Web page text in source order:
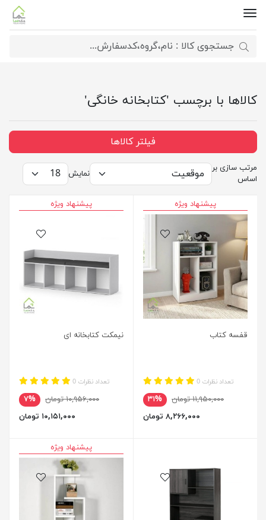
کالاها با برچسب 'کتابخانه خانگی'
فیلتر کالاها
مرتب سازی بر
اساس
نمایش
پیشنهاد ویژه
قفسه کتاب
تعداد نظرات 0
۱۱,۹۵۰,۰۰۰ تومان
۳۱%
۸,۲۶۶,۰۰۰ تومان
پیشنهاد ویژه
نیمکت کتابخانه ای
تعداد نظرات 0
۱۰,۹۵۶,۰۰۰ تومان
۷%
۱۰,۱۵۱,۰۰۰ تومان
پیشنهاد ویژه